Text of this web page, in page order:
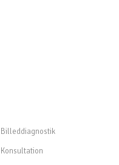
Billeddiagnostik
Konsultation